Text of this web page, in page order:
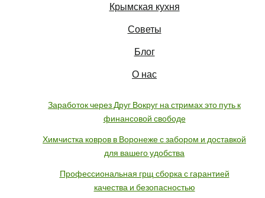
Крымская кухня
Советы
Блог
О нас
Заработок через Друг Вокруг на стримах это путь к
финансовой свободе
Химчистка ковров в Воронеже с забором и доставкой
для вашего удобства
Профессиональная грщ сборка с гарантией
качества и безопасностью